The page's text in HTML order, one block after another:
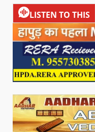
LISTEN TO THIS